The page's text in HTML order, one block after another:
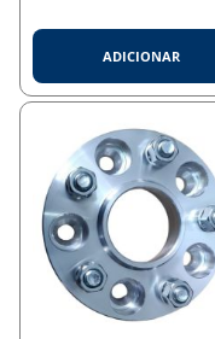
ADICIONAR